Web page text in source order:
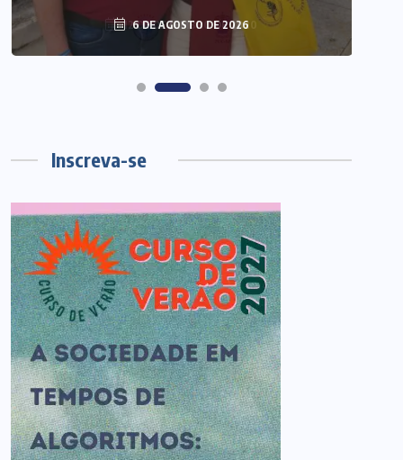
6 DE AGOSTO DE 2026
Inscreva-se